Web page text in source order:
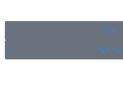
קנייה
צור קשר